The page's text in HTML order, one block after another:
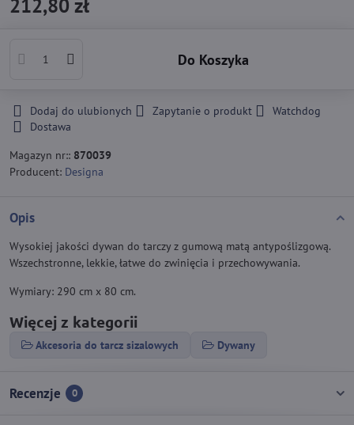
212,80 zł
Do Koszyka
Dodaj do ulubionych Zapytanie o produkt
Watchdog
Dostawa
Magazyn nr:: 870039
Producent: Designa
Opis
Wysokiej jakości dywan do tarczy z gumową matą antypoślizgową.
Wszechstronne, lekkie, łatwe do zwinięcia i przechowywania.
Wymiary: 290 cm x 80 cm.
Więcej z kategorii
Akcesoria do tarcz sizalowych Dywany
Recenzje 0